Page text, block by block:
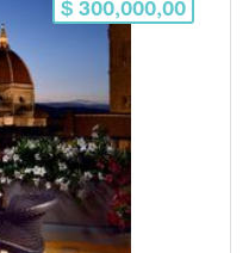
$ 300,000,00